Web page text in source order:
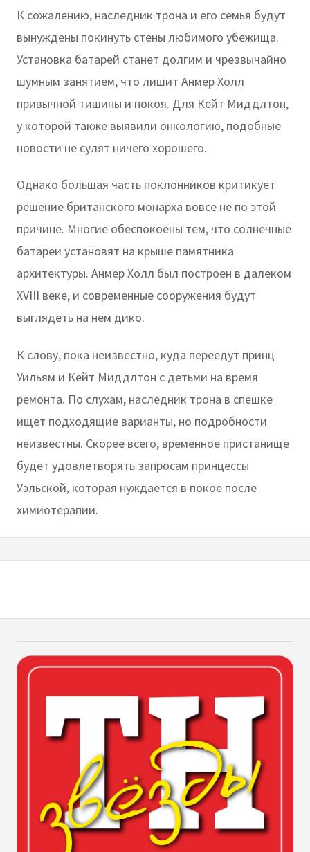
К сожалению, наследник трона и его семья будут
вынуждены покинуть стены любимого убежища.
Установка батарей станет долгим и чрезвычайно
шумным занятием, что лишит Анмер Холл
привычной тишины и покоя. Для Кейт Миддлтон,
у которой также выявили онкологию, подобные
новости не сулят ничего хорошего.
Однако большая часть поклонников критикует
решение британского монарха вовсе не по этой
причине. Многие обеспокоены тем, что солнечные
батареи установят на крыше памятника
архитектуры. Анмер Холл был построен в далеком
XVIII веке, и современные сооружения будут
выглядеть на нем дико.
К слову, пока неизвестно, куда переедут принц
Уильям и Кейт Миддлтон с детьми на время
ремонта. По слухам, наследник трона в спешке
ищет подходящие варианты, но подробности
неизвестны. Скорее всего, временное пристанище
будет удовлетворять запросам принцессы
Уэльской, которая нуждается в покое после
химиотерапии.